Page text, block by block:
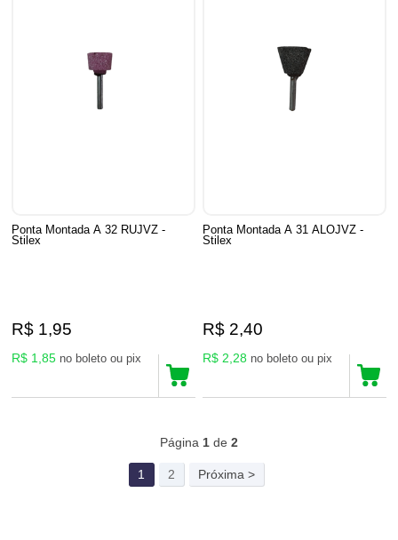
Ponta Montada A 32 RUJVZ -
Stilex
R$ 1,95
R$ 1,85 no boleto ou pix
Ponta Montada A 31 ALOJVZ -
Stilex
R$ 2,40
R$ 2,28 no boleto ou pix
Página 1de 2
1 2 Próxima >